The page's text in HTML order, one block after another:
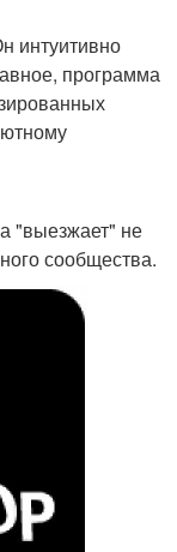
интуитивно
программа
"выезжает" не
сообщества.